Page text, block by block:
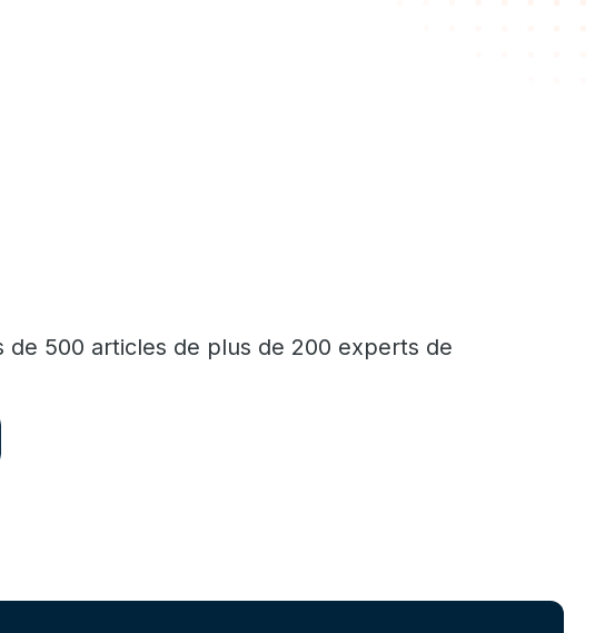
de 500 articles de plus de 200 experts de